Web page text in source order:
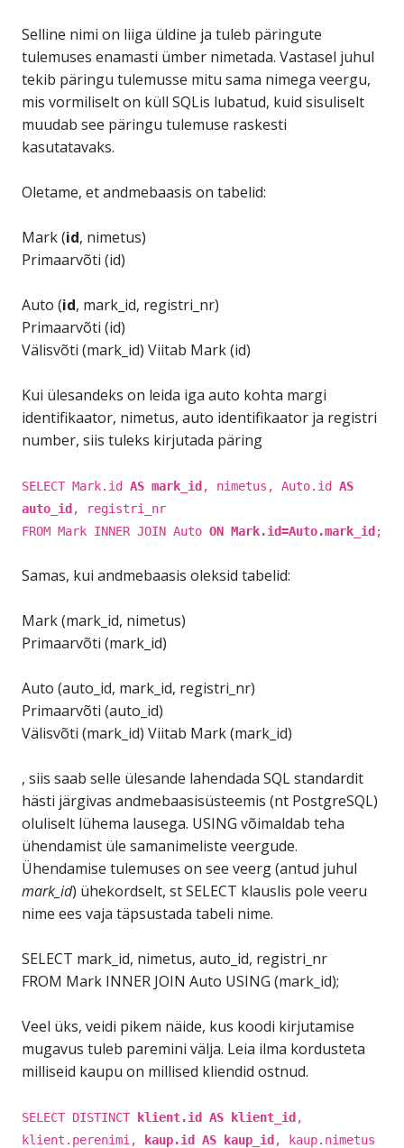
Selline nimi on liiga üldine ja tuleb päringute
tulemuses enamasti ümber nimetada. Vastasel juhul
tekib päringu tulemusse mitu sama nimega veergu,
mis vormiliselt on küll SQLis lubatud, kuid sisuliselt
muudab see päringu tulemuse raskesti
kasutatavaks.
Oletame, et andmebaasis on tabelid:
Mark (id, nimetus)
Primaarvõti (id)
Auto (id, mark_id, registri_nr)
Primaarvõti (id)
Välisvõti (mark_id) Viitab Mark (id)
Kui ülesandeks on leida iga auto kohta margi
identifikaator, nimetus, auto identifikaator ja registri
number, siis tuleks kirjutada päring
SELECT Mark.id AS mark_id , nimetus, Auto.id AS
auto_id , registri_nr
FROM Mark INNER JOIN Auto ON Mark.id=Auto.mark_id ;
Samas, kui andmebaasis oleksid tabelid:
Mark (mark_id, nimetus)
Primaarvõti (mark_id)
Auto (auto_id, mark_id, registri_nr)
Primaarvõti (auto_id)
Välisvõti (mark_id) Viitab Mark (mark_id)
, siis saab selle ülesande lahendada SQL standardit
hästi järgivas andmebaasisüsteemis (nt PostgreSQL)
oluliselt lühema lausega. USING võimaldab teha
ühendamist üle samanimeliste veergude.
Ühendamise tulemuses on see veerg (antud juhul
mark_id) ühekordselt, st SELECT klauslis pole veeru
nime ees vaja täpsustada tabeli nime.
SELECT mark_id, nimetus, auto_id, registri_nr
FROM Mark INNER JOIN Auto USING (mark_id);
Veel üks, veidi pikem näide, kus koodi kirjutamise
mugavus tuleb paremini välja. Leia ilma kordusteta
milliseid kaupu on millised kliendid ostnud.
SELECT DISTINCT klient.id AS klient_id ,
klient.perenimi,
kaup.id AS kaup_id , kaup.nimetus